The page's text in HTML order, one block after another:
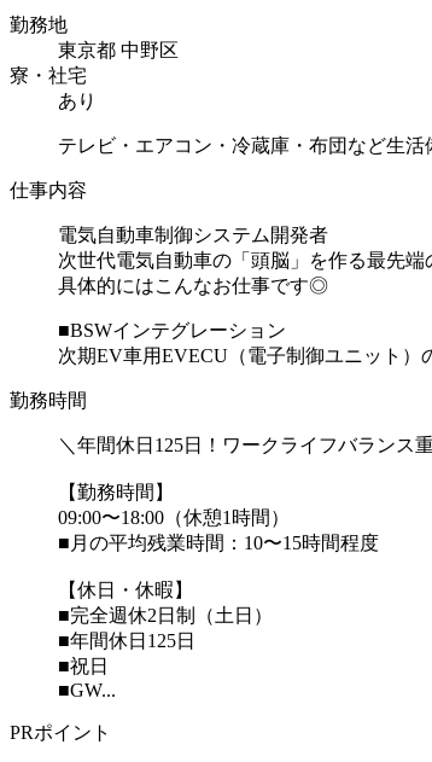
勤務地
東京都 中野区
寮・社宅
あり
テレビ・エアコン・冷蔵庫・布団など生活
仕事内容
電気自動車制御システム開発者
次世代電気自動車の「頭脳」を作る最先端
具体的にはこんなお仕事です◎
■BSWインテグレーション
次期EV車用EVECU（電子制御ユニット）
勤務時間
＼年間休日125日！ワークライフバランス
【勤務時間】
09:00〜18:00（休憩1時間）
■月の平均残業時間：10〜15時間程度
【休日・休暇】
■完全週休2日制（土日）
■年間休日125日
■祝日
■GW...
PRポイント